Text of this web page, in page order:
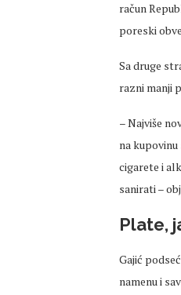
račun
poreski
Sa druge
razni manji
– Najviše
na
cigarete i
sanirati –
Plate,
Gajić
namenu i